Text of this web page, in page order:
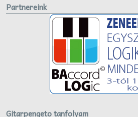
Partnereink
Gitarpengeto tanfolyam